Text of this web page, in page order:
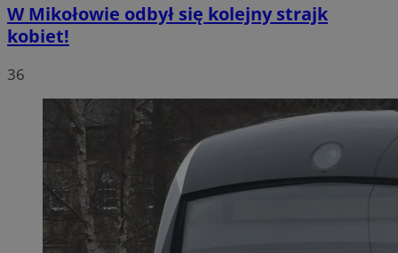
W Mikołowie odbył się kolejny strajk
kobiet!
36